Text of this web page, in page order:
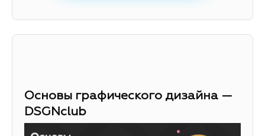
Основы графического дизайна —
DSGNclub